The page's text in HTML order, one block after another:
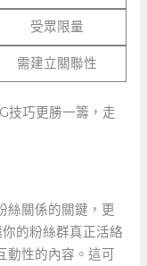
受眾限量
需建立關聯性
技巧更勝一籌，走
絲關係的關鍵，更
的粉絲群真正活絡
動性的內容。這可